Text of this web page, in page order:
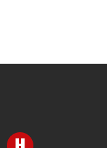
Перейти на главную